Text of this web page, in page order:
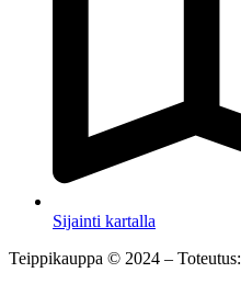
Sijainti kartalla
Teippikauppa © 2024 – Toteutus: